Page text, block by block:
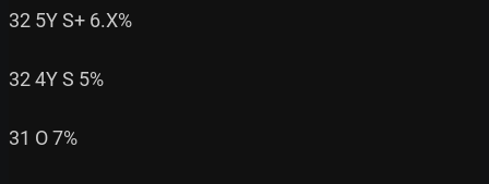
32 5Y S+ 6.X%
32 4Y S 5%
31 O 7%